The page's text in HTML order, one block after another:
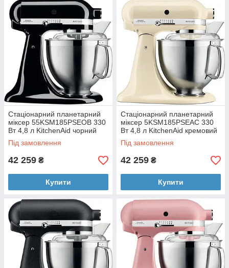
Стаціонарний планетарний
міксер 55KSM185PSEOB 330
Вт 4,8 л KitchenAid чорний
онікс
Під замовлення
42 259 ₴
Купити
Стаціонарний планетарний
міксер 5KSM185PSEAC 330
Вт 4,8 л KitchenAid кремовий
Під замовлення
42 259 ₴
Купити